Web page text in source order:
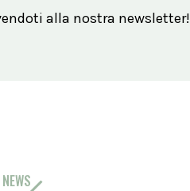
alla nostra newsletter!